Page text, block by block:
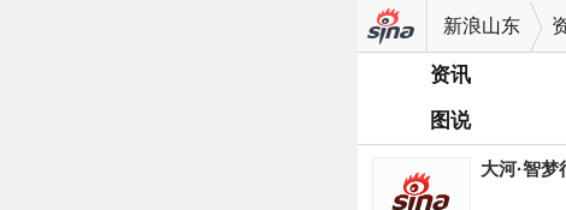
新浪山东
资讯
图说
大河·智